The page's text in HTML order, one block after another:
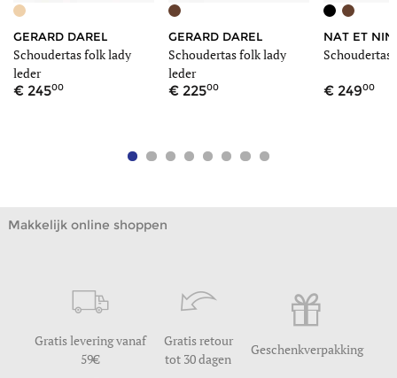
GERARD DAREL
Schoudertas folk lady
leder
24500
GERARD DAREL
Schoudertas folk lady
leder
22500
NAT ET NIN
Schoudertas
24900
Makkelijk online shoppen
Gratis levering vanaf
59
Gratis retour
tot 30 dagen
Geschenkverpakking